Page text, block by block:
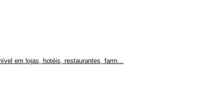
em lojas, hotéis, restaurantes, farm...